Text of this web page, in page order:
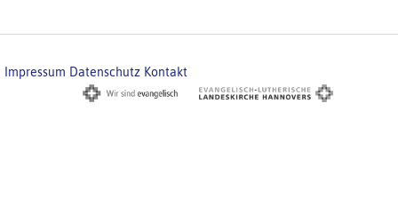
Impressum Datenschutz Kontakt